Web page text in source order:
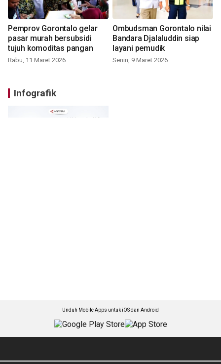
Pemprov Gorontalo gelar
pasar murah bersubsidi
tujuh komoditas pangan
Rabu, 11 Maret 2026
Ombudsman Gorontalo nilai
Bandara Djalaluddin siap
layani pemudik
Senin, 9 Maret 2026
Infografik
Unduh Mobile Apps untuk iOS dan Android